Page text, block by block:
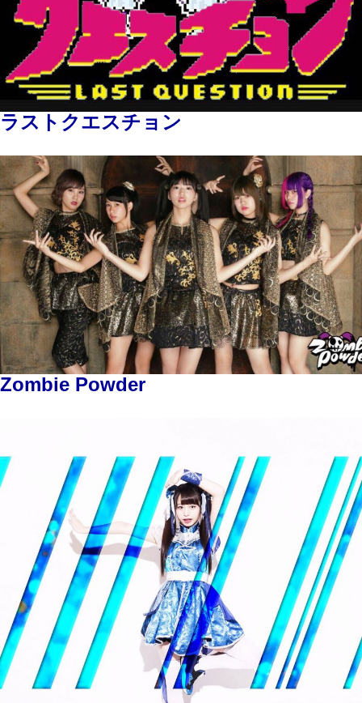
ラストクエスチョン
Zombie Powder